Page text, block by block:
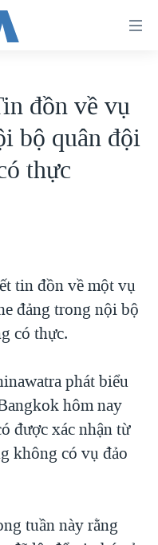
MỸ: QUÁ KHỨ VÀ HIỆN
đồn về vụ
bộ quân đội
thực
tin đồn về một vụ
đảng trong nội bộ
có thực.
phát biểu
hôm nay
được xác nhận từ
không có vụ đảo
tuần này rằng